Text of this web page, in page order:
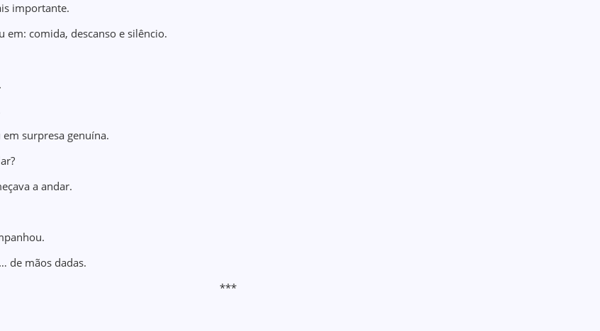
importante.
em: comida, descanso e silêncio.
em surpresa genuína.
a andar.
de mãos dadas.
***